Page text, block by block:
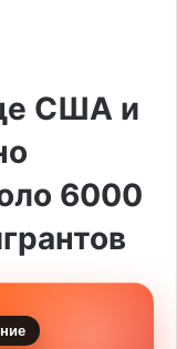
США и
6000